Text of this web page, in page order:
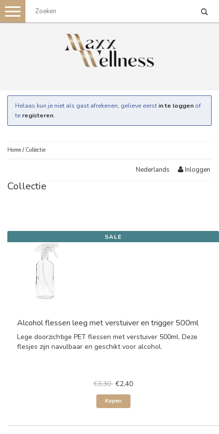
Toggle
navigation
Helaas kun je niet als gast afrekenen, gelieve eerst in te loggen of
te registeren.
Home / Collectie
Nederlands Inloggen
Collectie
SALE
Alcohol flessen leeg met verstuiver en trigger 500ml
Lege doorzichtige PET flessen met verstuiver 500ml. Deze
flesjes zijn navulbaar en geschikt voor alcohol.
€3,30 €2,40
Kopen